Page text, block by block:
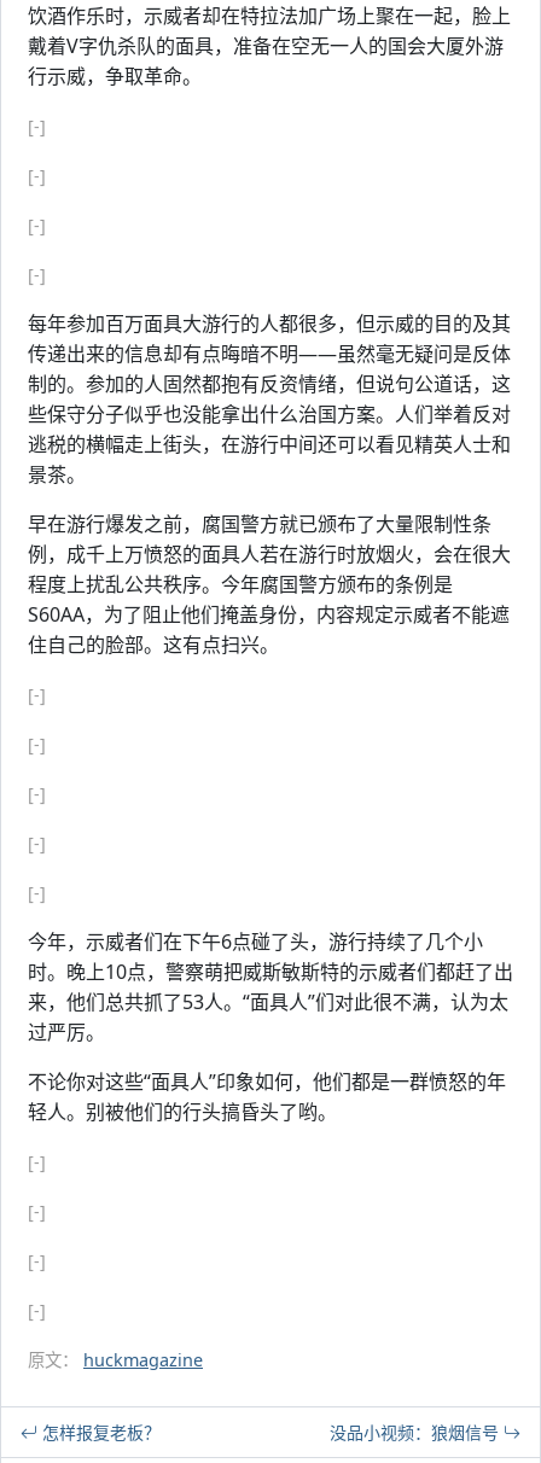
饮酒作乐时，示威者却在特拉法加广场上聚在一起，脸上
戴着V字仇杀队的面具，准备在空无一人的国会大厦外游
行示威，争取革命。
[-]
[-]
[-]
[-]
每年参加百万面具大游行的人都很多，但示威的目的及其
传递出来的信息却有点晦暗不明——虽然毫无疑问是反体
制的。参加的人固然都抱有反资情绪，但说句公道话，这
些保守分子似乎也没能拿出什么治国方案。人们举着反对
逃税的横幅走上街头，在游行中间还可以看见精英人士和
景茶。
早在游行爆发之前，腐国警方就已颁布了大量限制性条
例，成千上万愤怒的面具人若在游行时放烟火，会在很大
程度上扰乱公共秩序。今年腐国警方颁布的条例是
S60AA，为了阻止他们掩盖身份，内容规定示威者不能遮
住自己的脸部。这有点扫兴。
[-]
[-]
[-]
[-]
[-]
今年，示威者们在下午6点碰了头，游行持续了几个小
时。晚上10点，警察萌把威斯敏斯特的示威者们都赶了出
来，他们总共抓了53人。“面具人”们对此很不满，认为太
过严厉。
不论你对这些“面具人”印象如何，他们都是一群愤怒的年
轻人。别被他们的行头搞昏头了哟。
[-]
[-]
[-]
[-]
原文： huckmagazine
怎样报复老板？ 没品小视频：狼烟信号